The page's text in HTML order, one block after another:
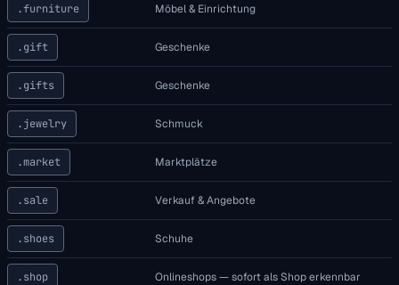
.furniture Möbel & Einrichtung
.gift Geschenke
.gifts Geschenke
.jewelry Schmuck
.market Marktplätze
.sale Verkauf & Angebote
.shoes Schuhe
.shop Onlineshops — sofort als Shop erkennbar